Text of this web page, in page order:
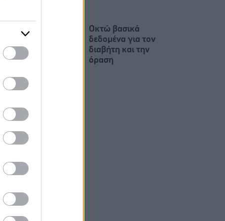
Οκτώ βασικά
δεδομένα για τον
διαβήτη και την
όραση